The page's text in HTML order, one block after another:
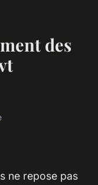
des
ne repose pas